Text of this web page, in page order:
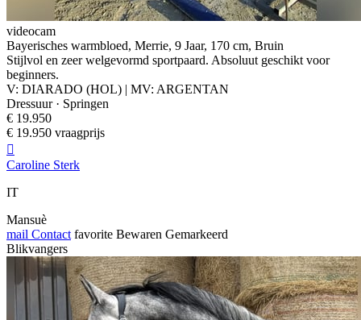
videocam
Bayerisches warmbloed, Merrie, 9 Jaar, 170 cm, Bruin
Stijlvol en zeer welgevormd sportpaard. Absoluut geschikt voor
beginners.
V: DIARADO (HOL) | MV: ARGENTAN
Dressuur · Springen
€ 19.950
€ 19.950 vraagprijs

Caroline Sterk
IT
Mansuè
mail Contact favorite Bewaren Gemarkeerd
Blikvangers